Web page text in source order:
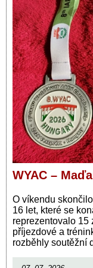
WYAC –
O víkendu
16 let, které se
reprezentovalo 15
příjezdové a
rozběhly soutěžní